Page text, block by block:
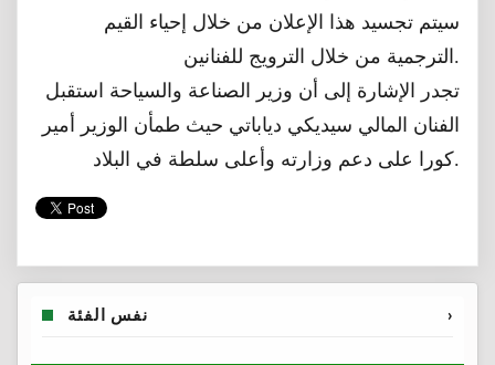
سيتم تجسيد هذا الإعلان من خلال إحياء القيم
الترجمية من خلال الترويج للفنانين.
تجدر الإشارة إلى أن وزير الصناعة والسياحة استقبل
الفنان المالي سيديكي دياباتي حيث طمأن الوزير أمير
كورا على دعم وزارته وأعلى سلطة في البلاد.
نفس الفئة ›